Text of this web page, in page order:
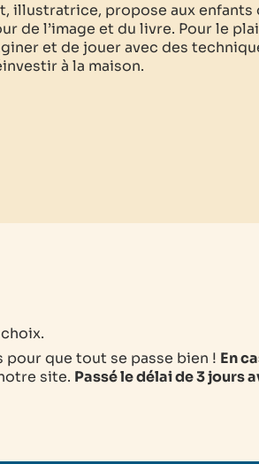
illustratrice, propose aux enfants
de l’image et du livre. Pour le
et de jouer avec des
à la maison.
pour que tout se passe bien ! En
site. Passé le délai de 3 jours